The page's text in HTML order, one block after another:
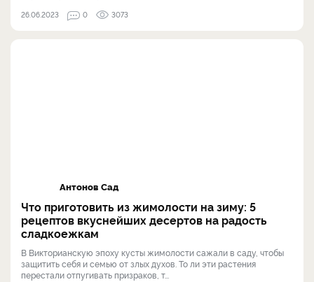
26.06.2023 0 3073
Антонов Сад
Что приготовить из жимолости на зиму: 5
рецептов вкуснейших десертов на радость
сладкоежкам
В Викторианскую эпоху кусты жимолости сажали в саду, чтобы
защитить себя и семью от злых духов. То ли эти растения
перестали отпугивать призраков, т...